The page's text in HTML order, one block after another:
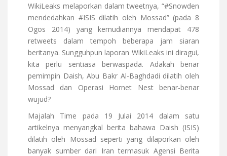
WikiLeaks melaporkan dalam tweetnya, “#Snowden
mendedahkan #ISIS dilatih oleh Mossad” (pada 8
Ogos 2014) yang kemudiannya mendapat 478
retweets dalam tempoh beberapa jam siaran
beritanya. Sungguhpun laporan WikiLeaks ini diragui,
kita perlu sentiasa berwaspada. Adakah benar
pemimpin Daish, Abu Bakr Al-Baghdadi dilatih oleh
Mossad dan Operasi Hornet Nest benar-benar
wujud?
Majalah Time pada 19 Julai 2014 dalam satu
artikelnya menyangkal berita bahawa Daish (ISIS)
dilatih oleh Mossad seperti yang dilaporkan oleh
banyak sumber dari Iran termasuk Agensi Berita